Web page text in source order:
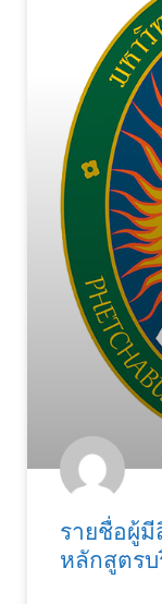
รายชื่อผู้
หลักสูตร